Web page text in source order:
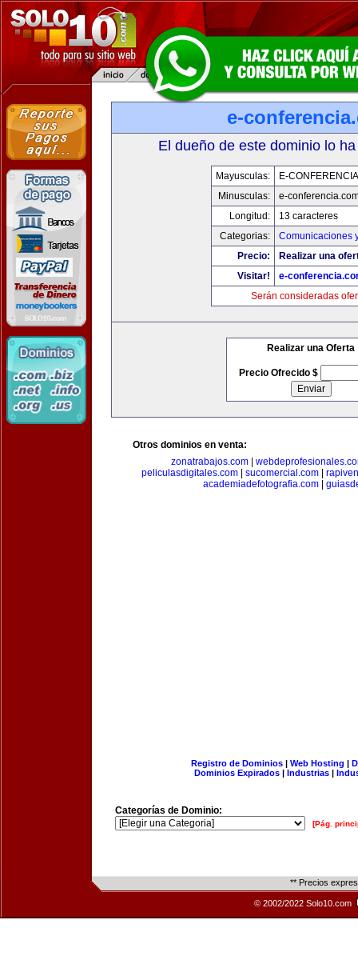
e-
El dueño de este dominio lo
Mayusculas:
E-
Minusculas:
e-
Longitud:
13 caracteres
Categorias:
Comunicaciones
Precio:
Realizar una
Visitar!
e-
Serán consideradas
Realizar una Oferta
Precio Ofrecido $
Otros dominios en venta:
zonatrabajos.com|
peliculasdigitales.com
sucomercial.com
academiadefotografia.com
Registro de Dominios| Web Hosting |
Dominios Expirados | Industrias |
Categorías de Dominio:
[Pág.
** Precios
© 2002/2022 Solo10.com